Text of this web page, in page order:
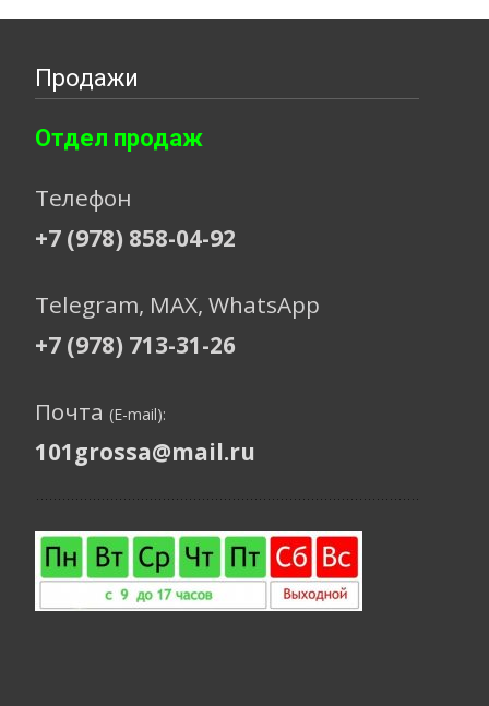
Продажи
Отдел продаж
Телефон
+7 (978) 858-04-92
Telegram, МАХ, WhatsApp
+7 (978) 713-31-26
Почта (E-mail):
101grossa@mail.ru